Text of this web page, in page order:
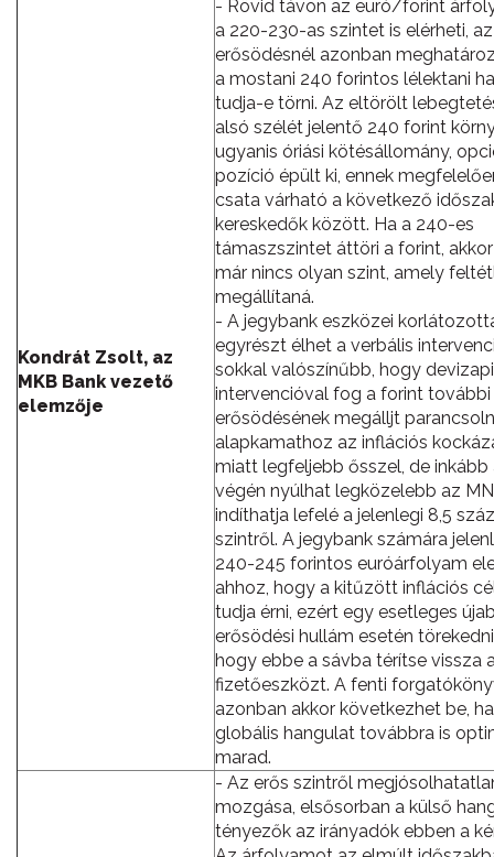
Kondrát Zsolt, az
MKB Bank vezető
elemzője
- Rövid távon az euró/forint
a 220-230-as szintet is elérheti, az
erősödésnél azonban
a mostani 240 forintos lélektani
tudja-e törni. Az eltörölt
alsó szélét jelentő 240 forint
ugyanis óriási kötésállomány,
pozíció épült ki, ennek
csata várható a következő
kereskedők között. Ha a 240-es
támaszszintet áttöri a forint,
már nincs olyan szint, amely
megállítaná.
- A jegybank eszközei
egyrészt élhet a verbális
sokkal valószínűbb, hogy
intervencióval fog a forint további
erősödésének megálljt
alapkamathoz az inflációs
miatt legfeljebb ősszel, de inkább
végén nyúlhat legközelebb az
indíthatja lefelé a jelenlegi 8,5
szintről. A jegybank számára
240-245 forintos euróárfolyam
ahhoz, hogy a kitűzött inflációs
tudja érni, ezért egy esetleges
erősödési hullám esetén
hogy ebbe a sávba térítse vissza
fizetőeszközt. A fenti
azonban akkor következhet be,
globális hangulat továbbra is
marad.
- Az erős szintről
mozgása, elsősorban a külső
tényezők az irányadók ebben a